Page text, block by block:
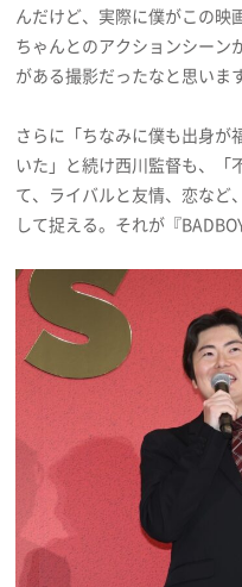
んだけど、実際に僕がこの映
ちゃんとのアクションシーン
がある撮影だったなと思いま
さらに「ちなみに僕も出身が
いた」と続け西川監督も、「
て、ライバルと友情、恋など
して捉える。それが『